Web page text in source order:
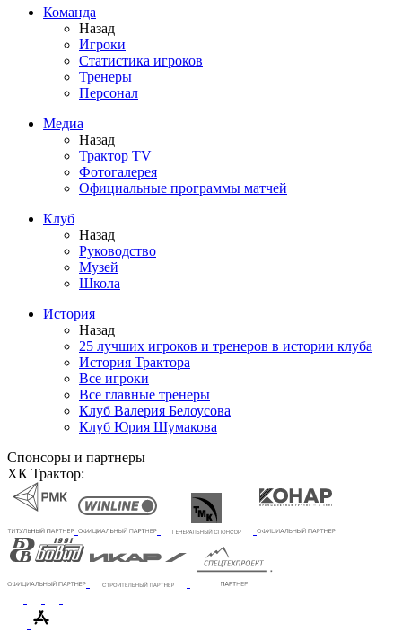
Команда
Назад
Игроки
Статистика игроков
Тренеры
Персонал
Медиа
Назад
Трактор TV
Фотогалерея
Официальные программы матчей
Клуб
Назад
Руководство
Музей
Школа
История
Назад
25 лучших игроков и тренеров в истории клуба
История Трактора
Все игроки
Все главные тренеры
Клуб Валерия Белоусова
Клуб Юрия Шумакова
Спонсоры и партнеры
ХК Трактор: